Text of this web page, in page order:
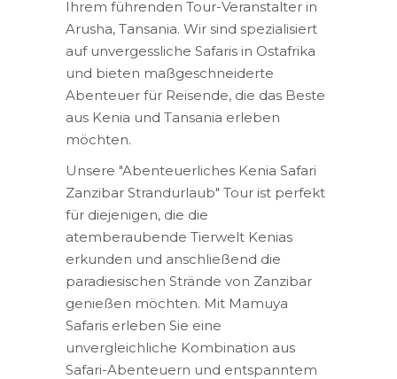
Ihrem führenden Tour-Veranstalter in
Arusha, Tansania. Wir sind spezialisiert
auf unvergessliche Safaris in Ostafrika
und bieten maßgeschneiderte
Abenteuer für Reisende, die das Beste
aus Kenia und Tansania erleben
möchten.
Unsere "Abenteuerliches Kenia Safari
Zanzibar Strandurlaub" Tour ist perfekt
für diejenigen, die die
atemberaubende Tierwelt Kenias
erkunden und anschließend die
paradiesischen Strände von Zanzibar
genießen möchten. Mit Mamuya
Safaris erleben Sie eine
unvergleichliche Kombination aus
Safari-Abenteuern und entspanntem